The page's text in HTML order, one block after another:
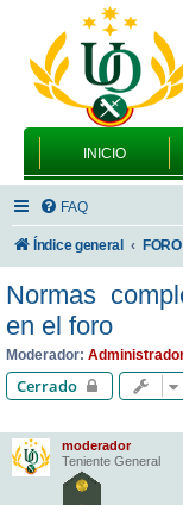
INICIO
FAQ
Índice general
Normas
en el foro
Moderador:
Cerrado
moderador
Teniente General